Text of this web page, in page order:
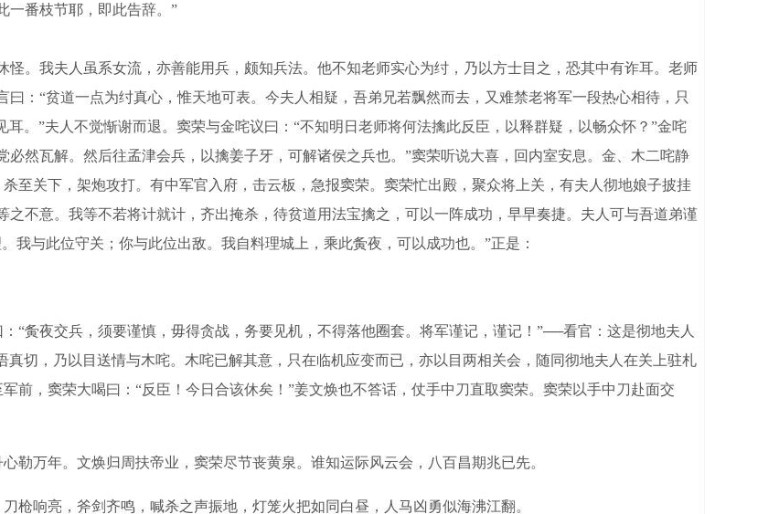
一番枝节耶，即此告辞。”
我夫人虽系女流，亦善能用兵，颇知兵法。他不知老师实心为纣，乃以方士目之，恐其中有诈耳。老师
：“贫道一点为纣真心，惟天地可表。今夫人相疑，吾弟兄若飘然而去，又难禁老将军一段热心相待，只
。”夫人不觉惭谢而退。窦荣与金咤议曰：“不知明日老师将何法擒此反臣，以释群疑，以畅众怀？”金咤
然瓦解。然后往孟津会兵，以擒姜子牙，可解诸侯之兵也。”窦荣听说大喜，回内室安息。金、木二咤静
至关下，架炮攻打。有中军官入府，击云板，急报窦荣。窦荣忙出殿，聚众将上关，有夫人彻地娘子披挂
不意。我等不若将计就计，齐出掩杀，待贫道用法宝擒之，可以一阵成功，早早奏捷。夫人可与吾道弟谨
我与此位守关；你与此位出敌。我自料理城上，乘此夤夜，可以成功也。”正是：
夜交兵，须要谨慎，毋得贪战，务要见机，不得落他圈套。将军谨记，谨记！”──看官：这是彻地夫人
切，乃以目送情与木咤。木咤已解其意，只在临机应变而已，亦以目两相关会，随同彻地夫人在关上驻札
前，窦荣大喝曰：“反臣！今日合该休矣！”姜文焕也不答话，仗手中刀直取窦荣。窦荣以手中刀赴面交
万年。文焕归周扶帝业，窦荣尽节丧黄泉。谁知运际风云会，八百昌期兆已先。
响亮，斧剑齐鸣，喊杀之声振地，灯笼火把如同白昼，人马凶勇似海沸江翻。